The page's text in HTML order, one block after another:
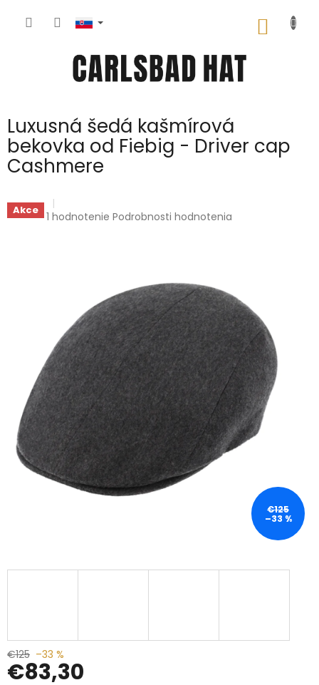
Luxusná šedá kašmírová
bekovka od Fiebig - Driver cap
Cashmere
Akce Priemerné
hviezdičiek.
1 hodnotenie Podrobnosti hodnotenia
€125
–33 %
€125 –33 %
€83,30